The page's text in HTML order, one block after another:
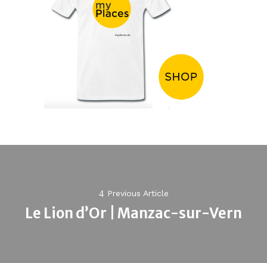
Previous Article
Previous
Le Lion d’Or | Manzac-sur-Vern